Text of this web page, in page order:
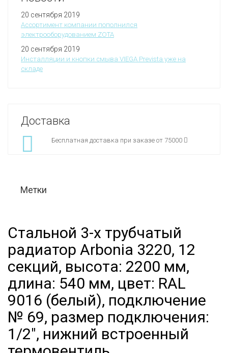
20 сентября 2019
Ассортимент компании пополнился
электрооборудованием ZOTA
20 сентября 2019
Инсталляции и кнопки смыва VIEGA Prevista уже на
складе
Доставка
Бесплатная доставка при заказе от 75000
Метки
Стальной 3-х трубчатый
радиатор Arbonia 3220, 12
секций, высота: 2200 мм,
длина: 540 мм, цвет: RAL
9016 (белый), подключение
№ 69, размер подключения:
1/2", нижний встроенный